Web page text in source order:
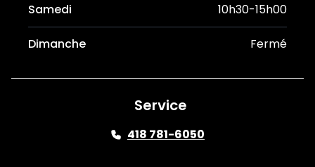
Samedi 10h30-15h00
Dimanche Fermé
Service
418 781-6050